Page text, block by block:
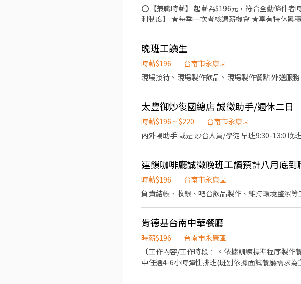
⭕【兼職時薪】 起薪為$196元，符合全勤條件者
利制度】 ★每季一次考核調薪機會 ★享有特休累
專業流程 ★無經驗可 ★提供完善職前教育訓練 ⭕
世界的飢餓和貧困"，目標是成為全球第一的連鎖
日本國民美食-牛丼/咖哩，並以舒適衛生的用餐環
不論是單獨一人、與家人一起、朋友一起，皆可
晚班工讀生
時薪$196
台南市永康區
現場接待、現場製作飲品、現場製作餐點 外送服
太豐御炒復國總店 誠徵助手/週休二日
時薪$196 ~ $220
台南市永康區
連鎖咖啡廳誠徵晚班工讀預計八月底到
時薪$196
台南市永康區
負責結帳、收銀、吧台飲品製作、維持環境整潔等
肯德基台南中華餐廳
時薪$196
台南市永康區
〔工作內容/工作時段﹞ 。依據訓練標準程序製作餐點；櫃台/外送服務、門市環境清維護(騎乘公司提供之外送車 。可於各班別
中任選4-6小時彈性排班(班別依據面試餐廳需求為主 ﹝薪資福利﹞ ★ 基本時薪：$196 "起" ★ 津貼福利 ◆ 外送津貼$10元/